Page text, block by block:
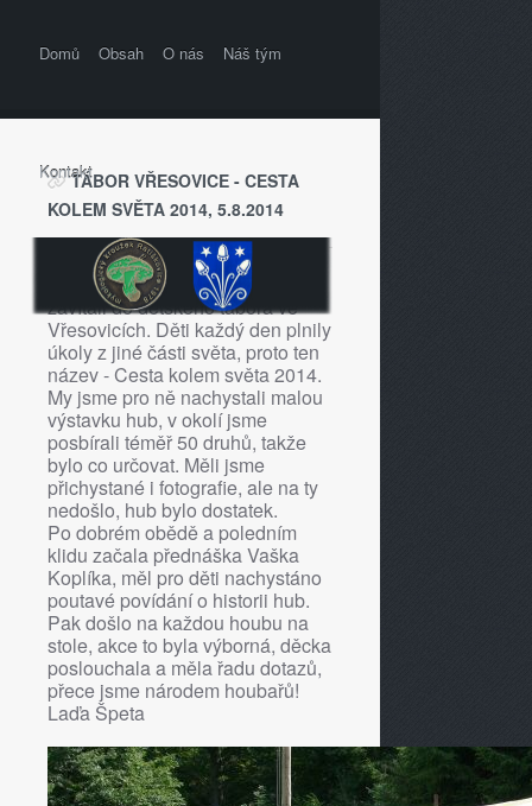
Domů Obsah O nás Náš tým
KontaktTÁBOR VŘESOVICE - CESTA
KOLEM SVĚTA 2014, 5.8.2014
V úterý 5. srpna 2014 jsme
zavítali do dětského tábora ve
Vřesovicích. Děti každý den plnily
úkoly z jiné části světa, proto ten
název - Cesta kolem světa 2014.
My jsme pro ně nachystali malou
výstavku hub, v okolí jsme
posbírali téměř 50 druhů, takže
bylo co určovat. Měli jsme
přichystané i fotografie, ale na ty
nedošlo, hub bylo dostatek.
Po dobrém obědě a poledním
klidu začala přednáška Vaška
Koplíka, měl pro děti nachystáno
poutavé povídání o historii hub.
Pak došlo na každou houbu na
stole, akce to byla výborná, děcka
poslouchala a měla řadu dotazů,
přece jsme národem houbařů!
Laďa Špeta